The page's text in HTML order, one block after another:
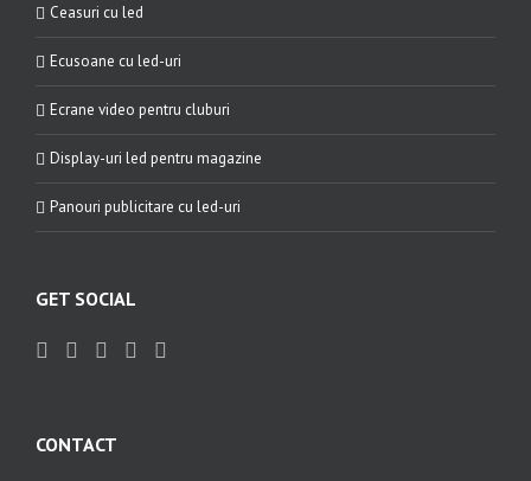
Ceasuri cu led
Ecusoane cu led-uri
Ecrane video pentru cluburi
Display-uri led pentru magazine
Panouri publicitare cu led-uri
GET SOCIAL
CONTACT